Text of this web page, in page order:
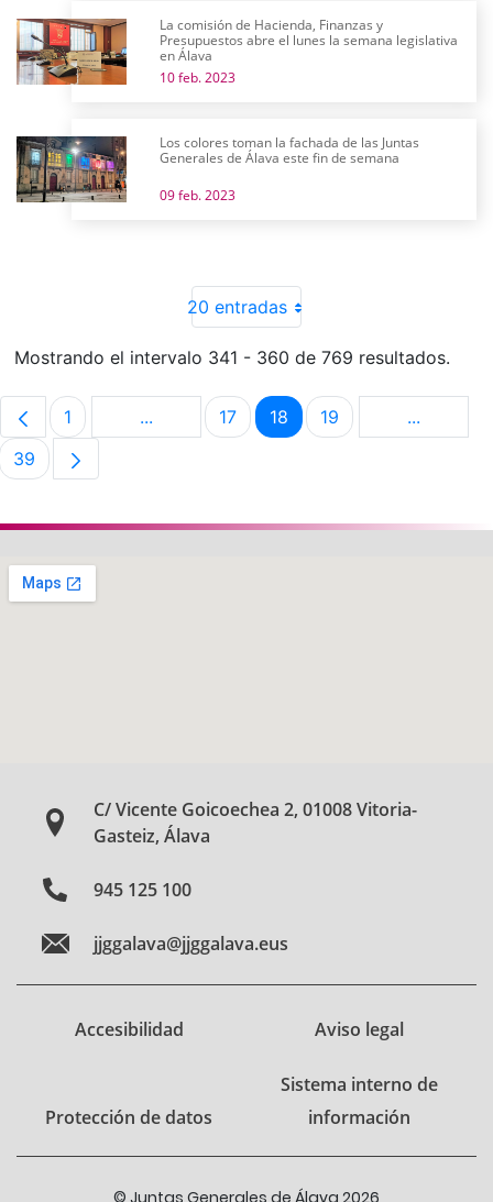
La comisión de Hacienda, Finanzas y
Presupuestos abre el lunes la semana legislativa
en Álava
10 feb. 2023
Los colores toman la fachada de las Juntas
Generales de Álava este fin de semana
09 feb. 2023
20 entradas
Mostrando el intervalo 341 - 360 de 769 resultados.
Página
1 ...Páginas intermedias Use TAB para
Página
17 Página
18 Página
19 ...Páginas
Página
39
C/ Vicente Goicoechea 2, 01008 Vitoria-
Gasteiz, Álava
945 125 100
jjggalava@jjggalava.eus
Accesibilidad Aviso legal
Protección de datos
Sistema interno de
información